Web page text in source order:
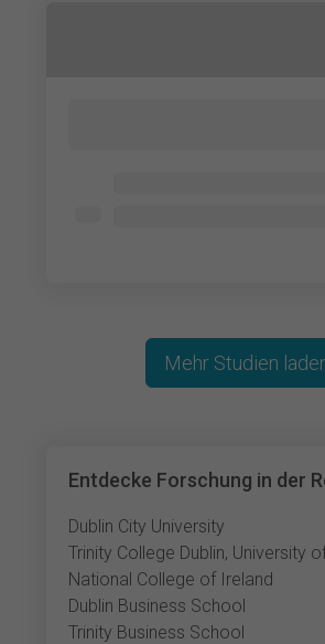
Entdecke Forschung in der
Dublin City University
Trinity College Dublin, University
National College of Ireland
Dublin Business School
Trinity Business School
Mehr Studien